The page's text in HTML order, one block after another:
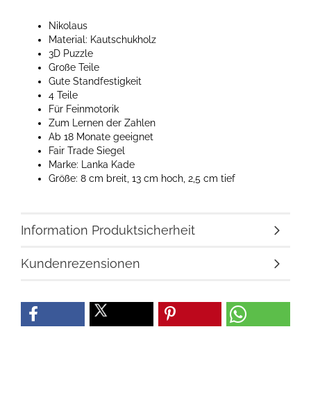
Nikolaus
Material: Kautschukholz
3D Puzzle
Große Teile
Gute Standfestigkeit
4 Teile
Für Feinmotorik
Zum Lernen der Zahlen
Ab 18 Monate geeignet
Fair Trade Siegel
Marke: Lanka Kade
Größe: 8 cm breit, 13 cm hoch, 2,5 cm tief
Information Produktsicherheit
Kundenrezensionen